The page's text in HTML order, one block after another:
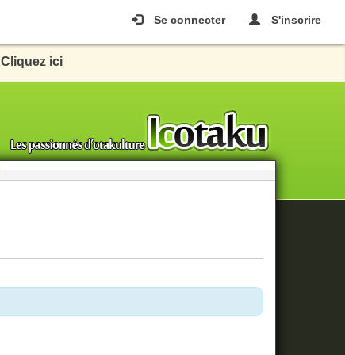
Se connecter S'inscrire
Cliquez ici